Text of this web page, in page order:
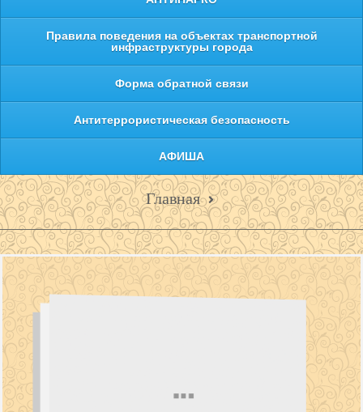
Правила поведения на объектах транспортной
инфраструктуры города
Форма обратной связи
Антитеррористическая безопасность
АФИША
Главная